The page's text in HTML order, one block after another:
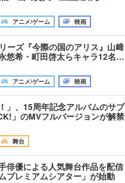
アニメ/ゲーム 映画
ーズ『今際の国のアリス』山﨑
悠希・町田啓太らキャラ12名…
アニメ/ゲーム 映画
」、15周年記念アルバムのサブ
」のMVフルバージョンが解禁
舞台
俳優による人気舞台作品を配信
プレミアムシアター」が始動